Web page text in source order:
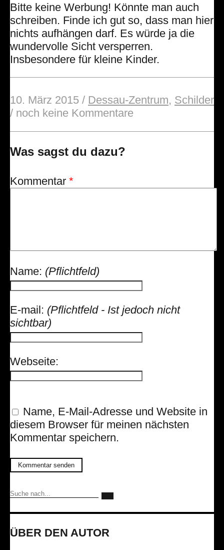
Bitte keine Werbung! Könnte man auch
schreiben. Finde ich gut so, dass man hier
nichts aufhängen darf. Es würde ja die
wundervolle Sicht versperren.
Insbesondere für kleine Kinder.
10. März 2015 / Dessau-Zentrum, Schilder
/ noch keine Kommentare
Was sagst du dazu?
Kommentar *
Name: (Pflichtfeld)
E-mail: (Pflichtfeld - Ist jedoch nicht
sichtbar)
Webseite:
Name, E-Mail-Adresse und Website in
diesem Browser für meinen nächsten
Kommentar speichern.
ÜBER DEN AUTOR